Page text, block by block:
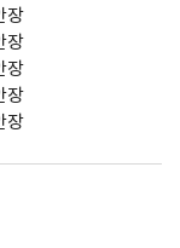
장
장
장
장
장